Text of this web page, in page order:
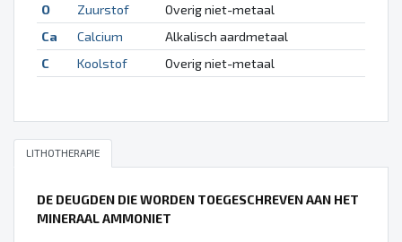
O Zuurstof
Overig niet-metaal
Ca
Calcium
Alkalisch aardmetaal
C
Koolstof Overig niet-metaal
LITHOTHERAPIE
DE DEUGDEN DIE WORDEN TOEGESCHREVEN AAN HET
MINERAAL AMMONIET